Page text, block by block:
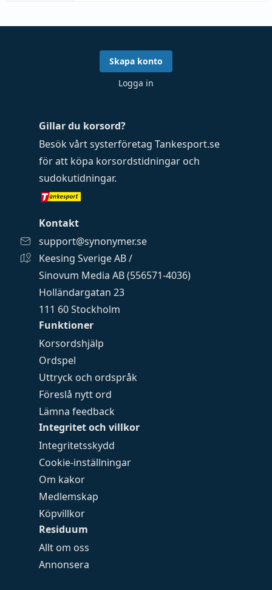
Funktioner
Korsordshjälp
Ordspel
Uttryck och ordspråk
Föreslå nytt ord
Lämna feedback
Integritet och villkor
Integritetsskydd
Cookie-inställningar
Om kakor
Medlemskap
Köpvillkor
Residuum
Allt om oss
Annonsera
Gillar du korsord?
Besök vårt systerföretag Tankesport.se
för att köpa korsordstidningar och
sudokutidningar.
Kontakt
support@synonymer.se
Keesing Sverige AB /
Sinovum Media AB (556571-4036)
Holländargatan 23
111 60 Stockholm
Skapa konto
Logga in